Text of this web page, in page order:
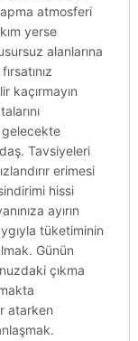
atmosferi
yerse
alanlarına
kaçırmayın
gelecekte
Tavsiyeleri
erimesi
hissi
ayırın
tüketiminin
Günün
çıkma
atarken